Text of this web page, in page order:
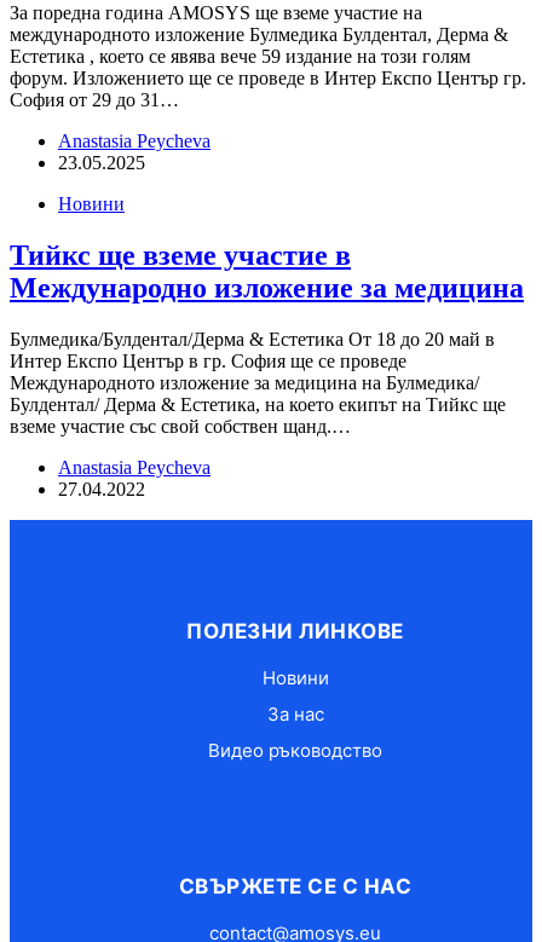
За поредна година AMOSYS ще вземе участие на
международното изложение Булмедика Булдентал, Дерма &
Естетика , което се явява вече 59 издание на този голям
форум. Изложението ще се проведе в Интер Експо Център гр.
София от 29 до 31…
Anastasia Peycheva
23.05.2025
Новини
Тийкс ще вземе участие в
Международно изложение за медицина
Булмедика/Булдентал/Дерма & Естетика От 18 до 20 май в
Интер Експо Център в гр. София ще се проведе
Международното изложение за медицина на Булмедика/
Булдентал/ Дерма & Естетика, на което екипът на Тийкс ще
вземе участие със свой собствен щанд.…
Anastasia Peycheva
27.04.2022
ПОЛЕЗНИ ЛИНКОВЕ
Новини
За нас
Видео ръководство
СВЪРЖЕТЕ СЕ С НАС
contact@amosys.eu